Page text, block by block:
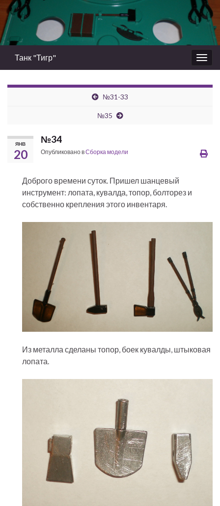
Вкл/
выкл
Танк "Тигр"
№31-33
№35
ЯНВ
20
№34
Опубликовано вСборка модели
Доброго времени суток. Пришел шанцевый
инструмент: лопата, кувалда, топор, болторез и
собственно крепления этого инвентаря.
Из металла сделаны топор, боек кувалды, штыковая
лопата.